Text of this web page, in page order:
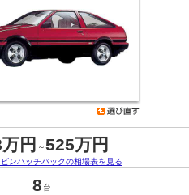
円 ～525万円
ンハッチバックの相場表を見る
8 台